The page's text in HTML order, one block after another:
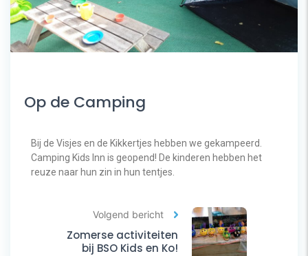
Op de Camping
Bij de Visjes en de Kikkertjes hebben we gekampeerd.
Camping Kids Inn is geopend! De kinderen hebben het
reuze naar hun zin in hun tentjes.
Volgend bericht
Zomerse activiteiten
bij BSO Kids en Ko!